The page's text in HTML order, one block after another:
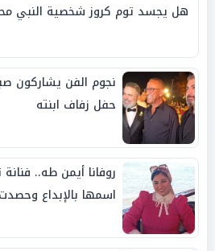
هل يجسد توم كروز شخصية النبي
نجوم الفن يشاركون
حفل زفاف ابنته
روفانا أيمن طه..
اسمها بالإبداع